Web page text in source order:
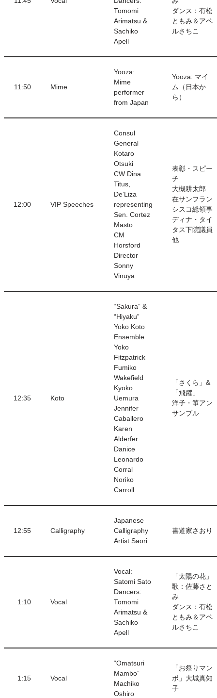
Tomomi
Arimatsu &
Sachiko
Apell
ダンス：有松
ともみ＆アペ
ルさちこ
11:50 Mime
Yooza:
Mime
performer
from Japan
Yooza: マイ
ム（日本か
ら）
12:00 VIP Speeches
Consul
General
Kotaro
Otsuki
CW Dina
Titus,
De’Liza
representing
Sen. Cortez
Masto
CM
Horsford
Director
Sonny
Vinuya
表彰・スピー
チ
大槻耕太郎
在サンフラン
シスコ総領事
ディナ・タイ
タス下院議員
他
12:35 Koto
“Sakura” &
“Hiyaku”
Yoko Koto
Ensemble
Yoko
Fitzpatrick
Fumiko
Wakefield
Kyoko
Uemura
Jennifer
Caballero
Karen
Alderfer
Danice
Leonardo
Corral
Noriko
Carroll
「さくら」&
「飛躍」
洋子・箏アン
サンブル
12:55 Calligraphy
Japanese
Calligraphy
Artist Saori
書道家さおり
1:10 Vocal
Vocal:
Satomi Sato
Dancers:
Tomomi
Arimatsu &
Sachiko
Apell
「太陽の花」
歌：佐藤さと
み
ダンス：有松
ともみ＆アペ
ルさちこ
1:15 Vocal
“Omatsuri
Mambo”
Machiko
Oshiro
「お祭りマン
ボ」大城真知
子